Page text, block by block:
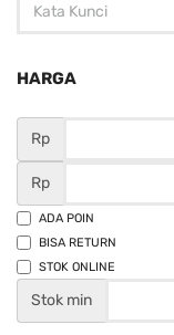
HARGA
Rp
Rp
ADA POIN
BISA RETURN
STOK ONLINE
Stok min